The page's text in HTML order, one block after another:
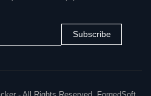
Subscribe